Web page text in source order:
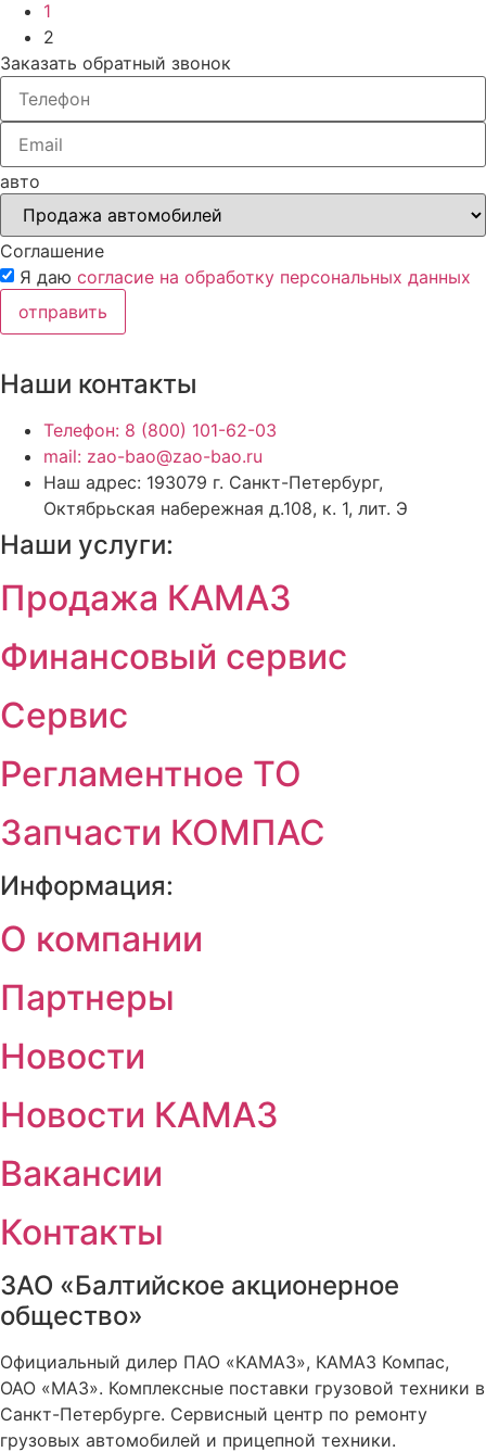
1
2
Заказать обратный звонок
авто
Соглашение
Я даю согласие на обработку персональных данных
отправить
Наши контакты
Телефон: 8 (800) 101-62-03
mail: zao-bao@zao-bao.ru
Наш адрес: 193079 г. Санкт-Петербург,
Октябрьская набережная д.108, к. 1, лит. Э
Наши услуги:
Продажа КАМАЗ
Финансовый сервис
Сервис
Регламентное ТО
Запчасти КОМПАС
Информация:
О компании
Партнеры
Новости
Новости КАМАЗ
Вакансии
Контакты
ЗАО «Балтийское акционерное
общество»
Официальный дилер ПАО «КАМАЗ», КАМАЗ Компас,
ОАО «МАЗ». Комплексные поставки грузовой техники в
Санкт-Петербурге. Сервисный центр по ремонту
грузовых автомобилей и прицепной техники.